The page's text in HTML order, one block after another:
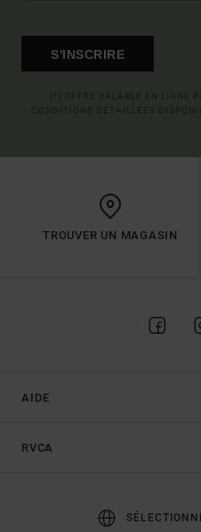
S'INSCRIRE
TROUVER UN MAGASIN
AIDE
RVCA